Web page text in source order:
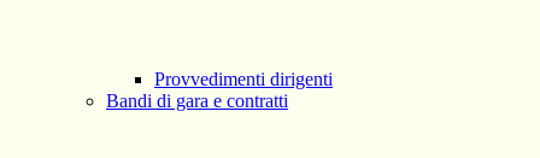
Provvedimenti dirigenti
Bandi di gara e contratti